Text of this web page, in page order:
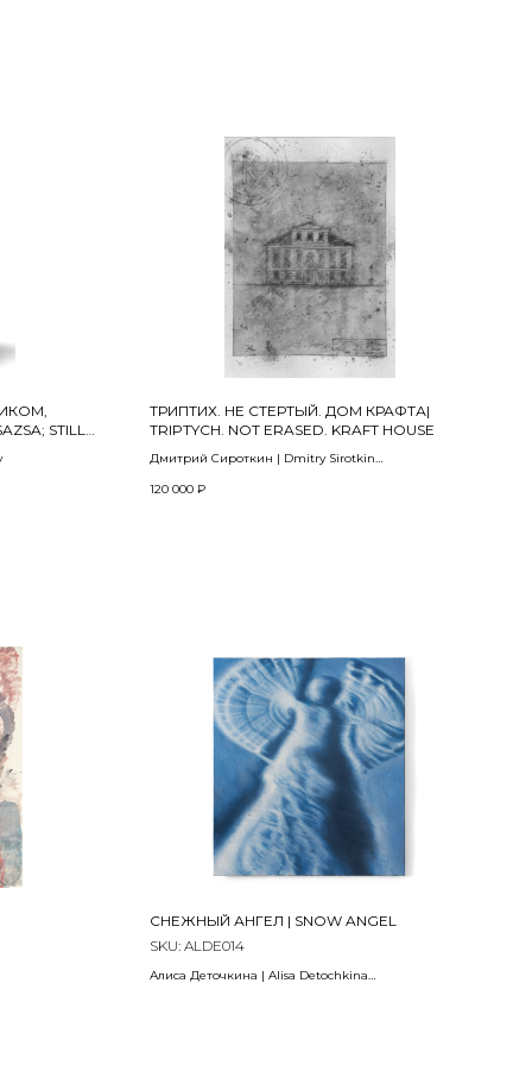
STILL
hand-
ТРИПТИХ. НЕ СТЕРТЫЙ. ДОМ КРАФТА|
TRIPTYCH. NOT ERASED. KRAFT HOUSE
Дмитрий Сироткин | Dmitry Sirotkin
2023
120 000 ₽
СНЕЖНЫЙ АНГЕЛ | SNOW ANGEL
SKU: ALDE014
Алиса Деточкина | Alisa Detochkina